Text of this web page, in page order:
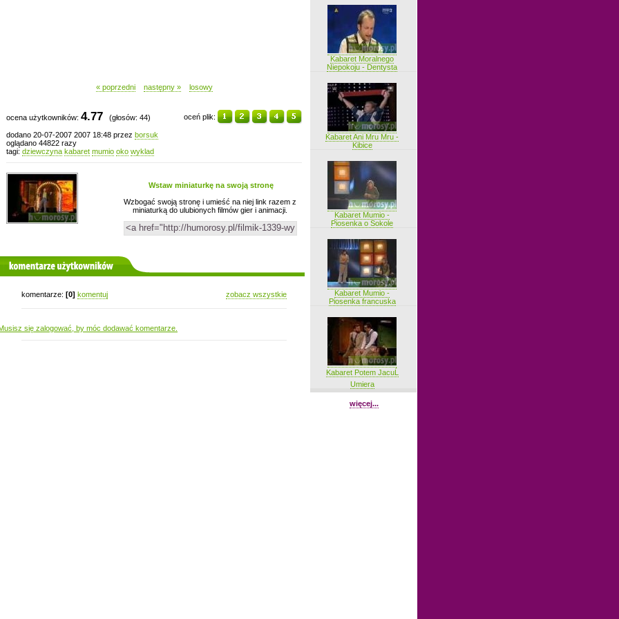
« poprzedni następny » losowy
ocena użytkowników: 4.77 (głosów: 44) oceń plik:
dodano 20-07-2007 2007 18:48 przez borsuk
oglądano 44822 razy
tagi: dziewczyna kabaret mumio oko wyklad
Wstaw miniaturkę na swoją stronę
Wzbogać swoją stronę i umieść na niej link razem z
miniaturką do ulubionych filmów gier i animacji.
użytkowników
komentarze: [0] komentuj zobacz wszystkie
się zalogować, by móc dodawać komentarze.
Kabaret Moralnego
Niepokoju - Dentysta
Kabaret Ani Mru Mru -
Kibice
Kabaret Mumio -
Piosenka o Sokole
Kabaret Mumio -
Piosenka francuska
Kabaret Potem JacuĹ
Umiera
więcej...